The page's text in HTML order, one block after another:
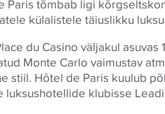
Paris tõmbab ligi
külalistele täiuslikku
du Casino väljakul asuvas
Monte Carlo vaimustav
stiil. Hôtel de Paris kuulub
luksushotellide klubisse